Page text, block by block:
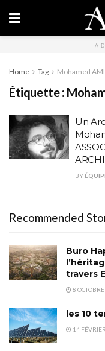
Home Tag Mohamed
Étiquette :
Un
BY
Recommended
Buro
travers
8
les 10
14